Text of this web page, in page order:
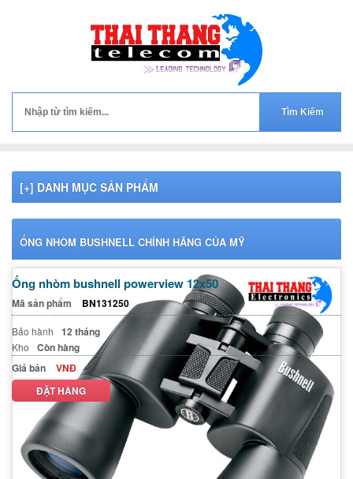
[+] DANH MỤC SẢN PHẨM
ỐNG NHÒM BUSHNELL CHÍNH HÃNG CỦA MỸ
Ống nhòm bushnell powerview 12x50
Mã sản phẩm BN131250
Bảo hành 12 tháng
Kho
Còn hàng
Giá bán
VNĐ
ĐẶT HÀNG
MÔ TẢ SẢN PHẨM THÔNG SỐ KỸ THUẬT